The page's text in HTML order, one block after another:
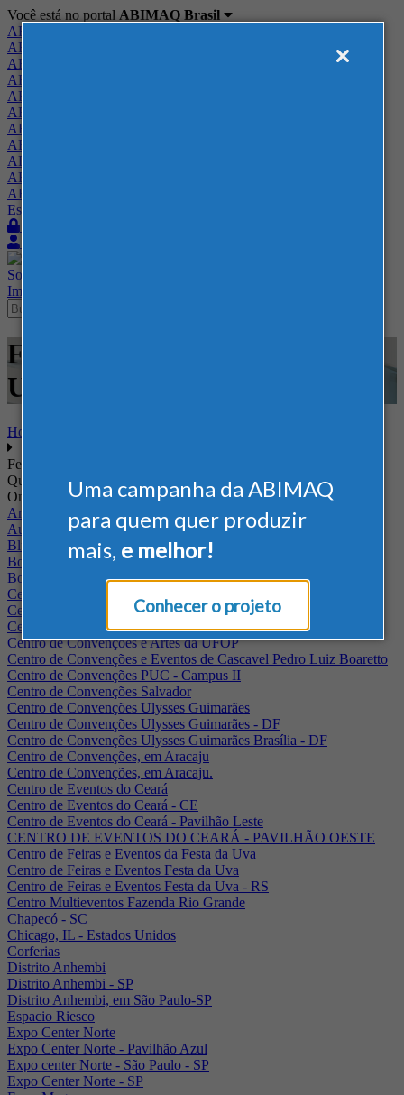
Uma campanha da ABIMAQ
para quem quer produzir
mais, e melhor!
Conhecer o projeto
Você está no portal ABIMAQ Brasil
ABIMAQ Brasil
ABIMAQ Minas Gerais
ABIMAQ Norte-Nordeste
ABIMAQ Paraná
ABIMAQ Piracicaba
ABIMAQ Ribeirão Preto
ABIMAQ Rio de Janeiro
ABIMAQ Rio Grande do Sul
ABIMAQ Santa Catarina
ABIMAQ São Paulo
ABIMAQ Vale do Paraíba
Escritório de Relações Governamentais
Sobre
Imprensa
Feiras - Chicago, IL - Estados
Unidos - Plástico
Home
Feiras
Quando
Onde
Arena Jaguariuna
Auditório Albano Franco - FIEPA
Blumenau - SC
BolognaFiere
Boulevard Olimpico - RJ
Centro Internacional de Convenções do Brasil, em Brasília
Centro de Convenções - SE
Centro de Convenções de Pernambuco - PE
Centro de Convenções e Artes da UFOP
Centro de Convenções e Eventos de Cascavel Pedro Luiz Boaretto
Centro de Convenções PUC - Campus II
Centro de Convenções Salvador
Centro de Convenções Ulysses Guimarães
Centro de Convenções Ulysses Guimarães - DF
Centro de Convenções Ulysses Guimarães Brasília - DF
Centro de Convenções, em Aracaju
Centro de Convenções, em Aracaju.
Centro de Eventos do Ceará
Centro de Eventos do Ceará - CE
Centro de Eventos do Ceará - Pavilhão Leste
CENTRO DE EVENTOS DO CEARÁ - PAVILHÃO OESTE
Centro de Feiras e Eventos da Festa da Uva
Centro de Feiras e Eventos Festa da Uva
Centro de Feiras e Eventos Festa da Uva - RS
Centro Multieventos Fazenda Rio Grande
Chapecó - SC
Chicago, IL - Estados Unidos
Corferias
Distrito Anhembi
Distrito Anhembi - SP
Distrito Anhembi, em São Paulo-SP
Espacio Riesco
Expo Center Norte
Expo Center Norte - Pavilhão Azul
Expo center Norte - São Paulo - SP
Expo Center Norte - SP